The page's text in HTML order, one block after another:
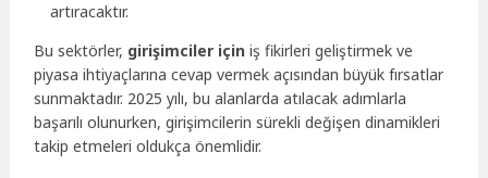
artıracaktır.
Bu sektörler, girişimciler için iş fikirleri geliştirmek ve
piyasa ihtiyaçlarına cevap vermek açısından büyük fırsatlar
sunmaktadır. 2025 yılı, bu alanlarda atılacak adımlarla
başarılı olunurken, girişimcilerin sürekli değişen dinamikleri
takip etmeleri oldukça önemlidir.